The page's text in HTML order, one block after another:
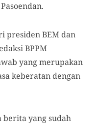
presiden BEM dan
BPPM
yang merupakan
keberatan dengan
berita yang sudah